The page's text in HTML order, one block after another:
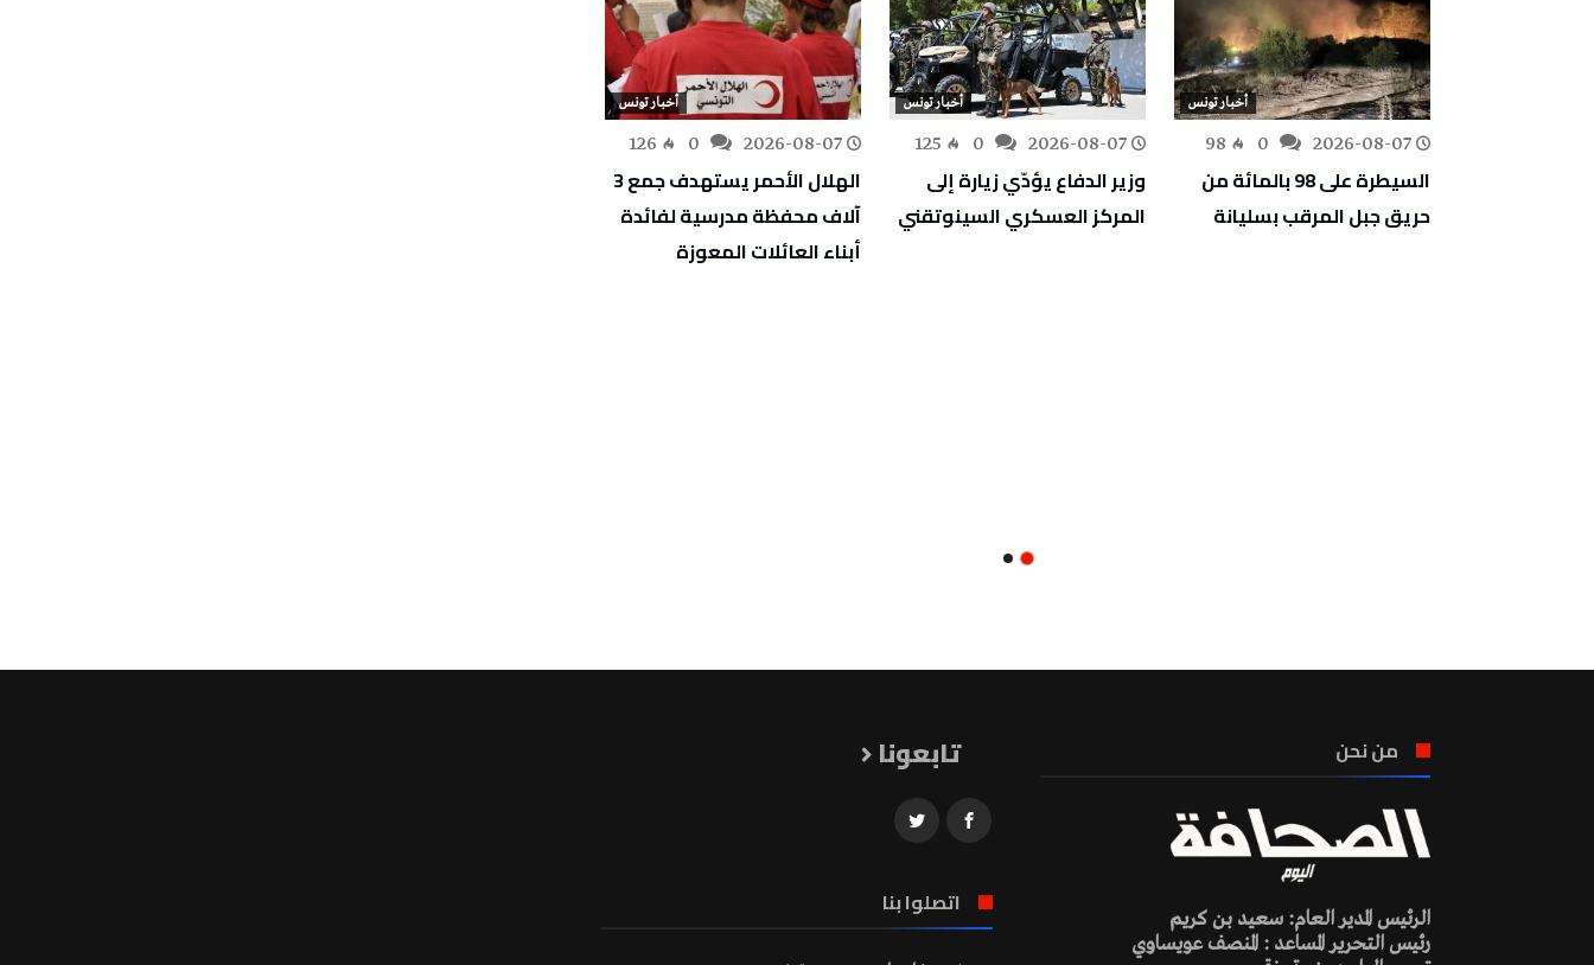
أخبار تونس
2026-08-07
98
السيطرة على 98 بالمائة من
حريق جبل المرقب بسليانة
أخبار تونس
2026-08-07
125
وزير الدفاع يؤدّي زيارة إلى
المركز العسكري السينوتقني
أخبار تونس
2026-08-07
126
الهلال الأحمر يستهدف جمع 3
آلاف محفظة مدرسية لفائدة
أبناء العائلات المعوزة
من نحن
الرئيس المدير العام: سعيد بن كريم
رئيس التحرير المساعد : المنصف عويساوي
تابعونا
اتصلوا بنا